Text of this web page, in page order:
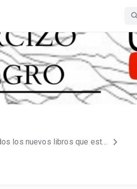
¡Bienvenido a mi página! Aquí podrás encontrar todos los nuevos libros que estaré publicando. Ponte cómodo y disfruta de las odiseas de cada uno de mis libros donde tal vez te haré reír o llorar, el fin aquí es entretenerte y que lo pases bien. Soy Fabrizio Venturo y esto es Narcizo Negro.